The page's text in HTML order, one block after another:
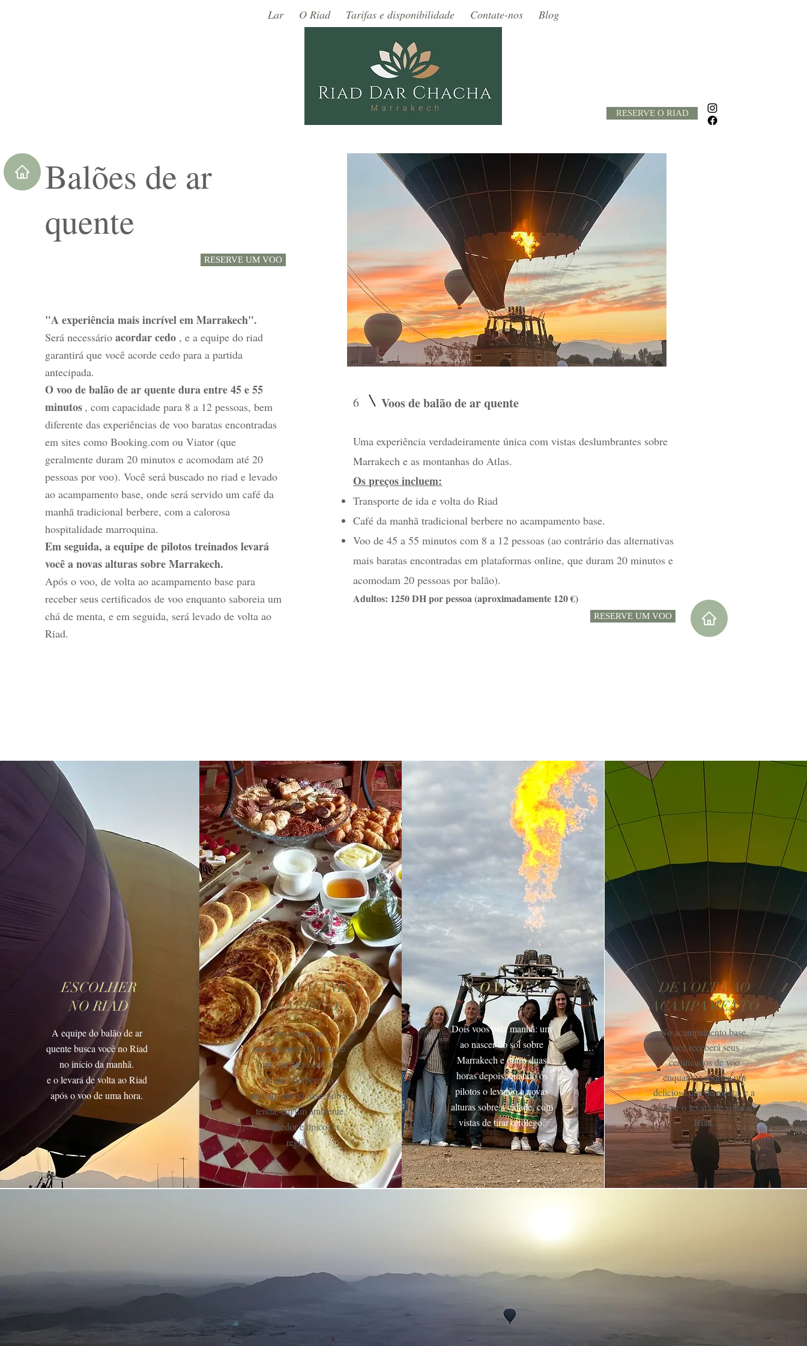
Lar O Riad Tarifas e disponibilidade Contate-nos Blog
RESERVE O RIAD
Balões de ar
quente
RESERVE UM VOO
"A experiência mais incrível em Marrakech".
Será necessário acordar cedo, e a equipe do riad
garantirá que você acorde cedo para a partida
antecipada.
O voo de balão de ar quente dura entre 45 e 55
minutos , com capacidade para 8 a 12 pessoas, bem
diferente das experiências de voo baratas encontradas
em sites como Booking.com ou Viator (que
geralmente duram 20 minutos e acomodam até 20
pessoas por voo). Você será buscado no riad e levado
ao acampamento base, onde será servido um café da
manhã tradicional berbere, com a calorosa
hospitalidade marroquina.
Em seguida, a equipe de pilotos treinados levará
você a novas alturas sobre Marrakech.
Após o voo, de volta ao acampamento base para
receber seus certificados de voo enquanto saboreia um
chá de menta, e em seguida, será levado de volta ao
Riad.
6 Voos de balão de ar quente
Uma experiência verdadeiramente única com vistas deslumbrantes sobre
Marrakech e as montanhas do Atlas.
Os preços incluem:
Transporte de ida e volta do Riad
Café da manhã tradicional berbere no acampamento base.
Voo de 45 a 55 minutos com 8 a 12 pessoas (ao contrário das alternativas
mais baratas encontradas em plataformas online, que duram 20 minutos e
acomodam 20 pessoas por balão).
Adultos: 1250DH por pessoa (aproximadamente 120 €)
RESERVE UM VOO
ESCOLHER
NO RIAD
A equipe do balão de ar
quente busca você no Riad
no início da manhã.
e o levará de volta ao Riad
após o voo de uma hora.
CAFÉ DA MANHÃ
NO ABRIGO
Ao chegar ao
acampamento, é hora de
um completo café da
manhã berbere no
acampamento base, sob a
tenda, em um ambiente
acolhedor e típico da
região.
O VOO
Dois voos pela manhã: um
ao nascer do sol sobre
Marrakeche outro duas
horas depois, quando os
pilotos o levarão a novas
alturas sobre a cidade, com
vistas de tirar o fôlego.
DE VOLTA AO
ACAMPAMENTO
No acampamento base,
vocêreceberá seus
certificados de voo
enquanto saboreia um
delicioso chá de menta, e a
equipe o levará de volta ao
Riad.